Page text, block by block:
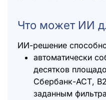
Что может ИИ
ИИ-решение
автоматически
десятков
Сбербанк-АСТ,
заданным